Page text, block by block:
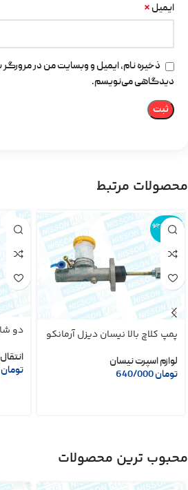
ایمیل *
ذخیره نام، ایمیل و وبسایت من در مرورگر
دیدگاهی می‌نویسم.
محصولات مرتبط
اتمام موجو
دی
پمپ کلاچ بالا نیسان دیزل آرمانکو
لوازم اسپرت نیسان
تومان
دو
تومان
محبوب ترین محصولات